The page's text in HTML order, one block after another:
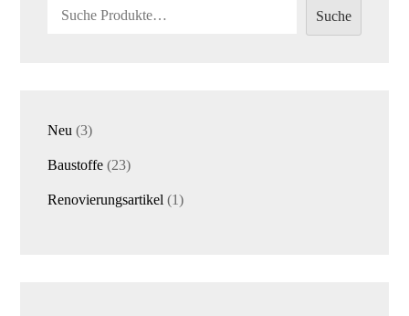
Suche
Neu 33
Baustoffe 2323
Renovierungsartikel 11